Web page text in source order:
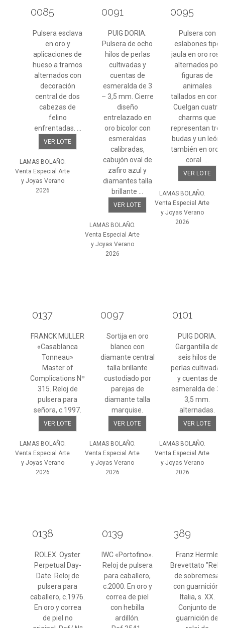
0085
Pulsera esclava
en oro y
aplicaciones de
hueso a tramos
alternados con
decoración
central de dos
cabezas de
felino
enfrentadas. ...
VER LOTE
LAMAS BOLAÑO.
Venta Especial Arte
y Joyas Verano
2026
0091
PUIG DORIA.
Pulsera de ocho
hilos de perlas
cultivadas y
cuentas de
esmeralda de 3
– 3,5 mm. Cierre
diseño
entrelazado en
oro bicolor con
esmeraldas
calibradas,
cabujón oval de
zafiro azul y
diamantes talla
brillante ...
VER LOTE
LAMAS BOLAÑO.
Venta Especial Arte
y Joyas Verano
2026
0095
Pulsera con
eslabones tipo
jaula en oro rosa
alternados por
figuras de
animales
tallados en coral.
Cuelgan cuatro
charms que
representan tres
budas y un león,
también en oro y
coral. ...
VER LOTE
LAMAS BOLAÑO.
Venta Especial Arte
y Joyas Verano
2026
0137
FRANCK MULLER
«Casablanca
Tonneau»
Master of
Complications Nº
315. Reloj de
pulsera para
señora, c.1997.
VER LOTE
LAMAS BOLAÑO.
Venta Especial Arte
y Joyas Verano
2026
0097
Sortija en oro
blanco con
diamante central
talla brillante
custodiado por
parejas de
diamante talla
marquise.
VER LOTE
LAMAS BOLAÑO.
Venta Especial Arte
y Joyas Verano
2026
0101
PUIG DORIA.
Gargantilla de
seis hilos de
perlas cultivadas
y cuentas de
esmeralda de 3-
3,5 mm.
alternadas.
VER LOTE
LAMAS BOLAÑO.
Venta Especial Arte
y Joyas Verano
2026
0138
ROLEX. Oyster
Perpetual Day-
Date. Reloj de
pulsera para
caballero, c.1976.
En oro y correa
de piel no
0139
IWC «Portofino».
Reloj de pulsera
para caballero,
c.2000. En oro y
correa de piel
con hebilla
ardillón.
389
Franz Hermle
Brevettato "Reloj
de sobremesa
con guarnición"
Italia, s. XX.
Conjunto de
guarnición de